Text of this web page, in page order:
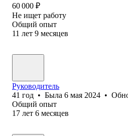
60 000 ₽
Не ищет работу
Общий опыт
11 лет 9 месяцев
Руководитель
41 год • Была 6 мая 2024 •
Общий опыт
17 лет 6 месяцев